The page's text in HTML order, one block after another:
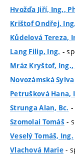
Hvožďa Jiří, Ing.,
Krištof Ondřej,
Kůdelová Tereza,
Lang Filip, Ing. -
Mráz Kryštof, Ing.,
Novozámská Sylva
Petrušková Hana,
Strunga Alan, Bc. -
Szomolai Tomáš-
Veselý Tomáš, Ing.
Vlachová Marie-